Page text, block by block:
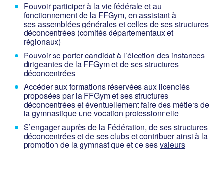
Pouvoir participer à la vie fédérale et au
fonctionnement de la FFGym, en assistant à
ses assemblées générales et celles de ses structures
déconcentrées (comités départementaux et
régionaux)
Pouvoir se porter candidat à l’élection des instances
dirigeantes de la FFGym et de ses structures
déconcentrées
Accéder aux formations réservées aux licenciés
proposées par la FFGym et ses structures
déconcentrées et éventuellement faire des métiers de
la gymnastique une vocation professionnelle
S’engager auprès de la Fédération, de ses structures
déconcentrées et de ses clubs et contribuer ainsi à la
promotion de la gymnastique et de sesvaleurs